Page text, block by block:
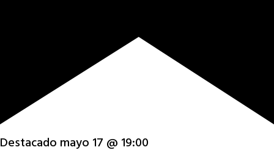
Destacado mayo 17 @ 19:00